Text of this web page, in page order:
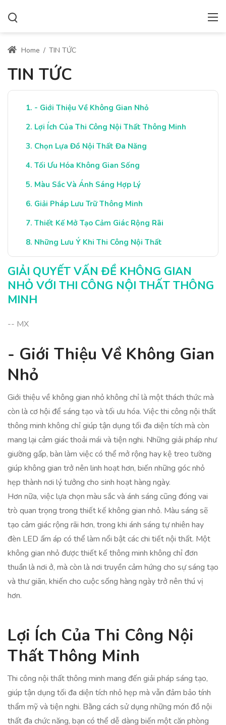
Home / TIN TỨC
TIN TỨC
- Giới Thiệu Về Không Gian Nhỏ
Lợi Ích Của Thi Công Nội Thất Thông Minh
Chọn Lựa Đồ Nội Thất Đa Năng
Tối Ưu Hóa Không Gian Sống
Màu Sắc Và Ánh Sáng Hợp Lý
Giải Pháp Lưu Trữ Thông Minh
Thiết Kế Mở Tạo Cảm Giác Rộng Rãi
Những Lưu Ý Khi Thi Công Nội Thất
Kết Luận: Sống Đẹp Trong Không Gian Nhỏ
GIẢI QUYẾT VẤN ĐỀ KHÔNG GIAN
NHỎ VỚI THI CÔNG NỘI THẤT THÔNG
MINH
-- MX
- Giới Thiệu Về Không Gian
Nhỏ
Giới thiệu về không gian nhỏ không chỉ là một thách thức mà
còn là cơ hội để sáng tạo và tối ưu hóa. Việc thi công nội thất
thông minh không chỉ giúp tận dụng tối đa diện tích mà còn
mang lại cảm giác thoải mái và tiện nghi. Những giải pháp như
giường gấp, bàn làm việc có thể mở rộng hay kệ treo tường
giúp không gian trở nên linh hoạt hơn, biến những góc nhỏ
hẹp thành nơi lý tưởng cho sinh hoạt hàng ngày.
Hơn nữa, việc lựa chọn màu sắc và ánh sáng cũng đóng vai
trò quan trọng trong thiết kế không gian nhỏ. Màu sáng sẽ
tạo cảm giác rộng rãi hơn, trong khi ánh sáng tự nhiên hay
đèn LED ấm áp có thể làm nổi bật các chi tiết nội thất. Một
không gian nhỏ được thiết kế thông minh không chỉ đơn
thuần là nơi ở, mà còn là nơi truyền cảm hứng cho sự sáng tạo
và thư giãn, khiến cho cuộc sống hàng ngày trở nên thú vị
hơn.
Lợi Ích Của Thi Công Nội
Thất Thông Minh
Thi công nội thất thông minh mang đến giải pháp sáng tạo,
giúp tận dụng tối đa diện tích nhỏ hẹp mà vẫn đảm bảo tính
thẩm mỹ và tiện nghi. Bằng cách sử dụng những món đồ nội
thất đa chức năng, bạn có thể dễ dàng biến một căn phòng